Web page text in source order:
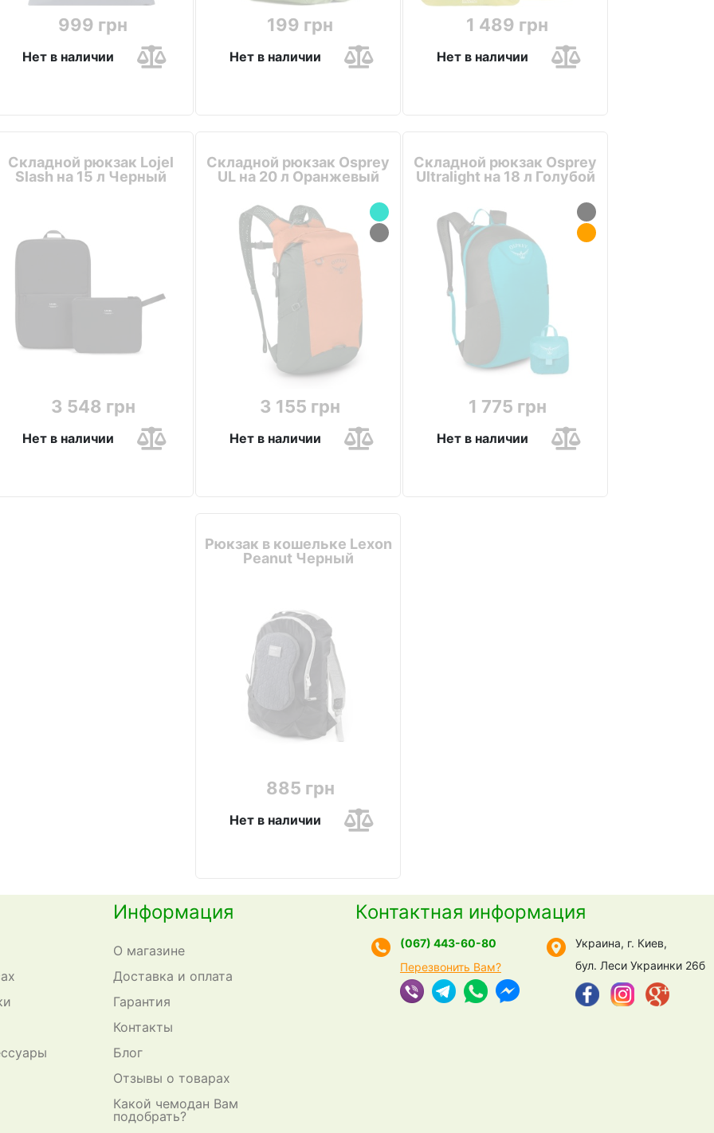
999 грн
Нет в наличии
199 грн
Нет в наличии
1 489 грн
Нет в наличии
Складной рюкзак Lojel
Slash на 15 л Черный
3 548 грн
Нет в наличии
Складной рюкзак Osprey
UL на 20 л Оранжевый
3 155 грн
Нет в наличии
Складной рюкзак Osprey
Ultralight на 18 л Голубой
1 775 грн
Нет в наличии
Рюкзак в кошельке Lexon
Peanut Черный
885 грн
Нет в наличии
Информация
О магазине
Доставка и оплата
Гарантия
Контакты
Блог
Отзывы о товарах
Какой чемодан Вам
подобрать?
Контактная информация
(067) 443-60-80
Перезвонить Вам?
Украина, г. Киев,
бул. Леси Украинки 26б